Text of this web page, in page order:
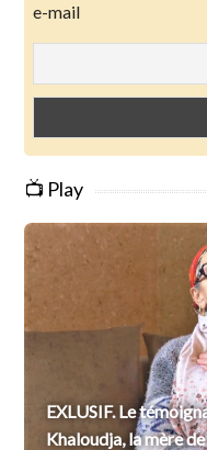
e-mail
📺 Play
EXLUSIF. Le
Khaloudja, la mère